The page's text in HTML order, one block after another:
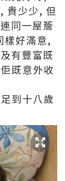
貴少少, 但
同一屋簷
樣好滿意,
有豐富既
既意外收
到十八歲